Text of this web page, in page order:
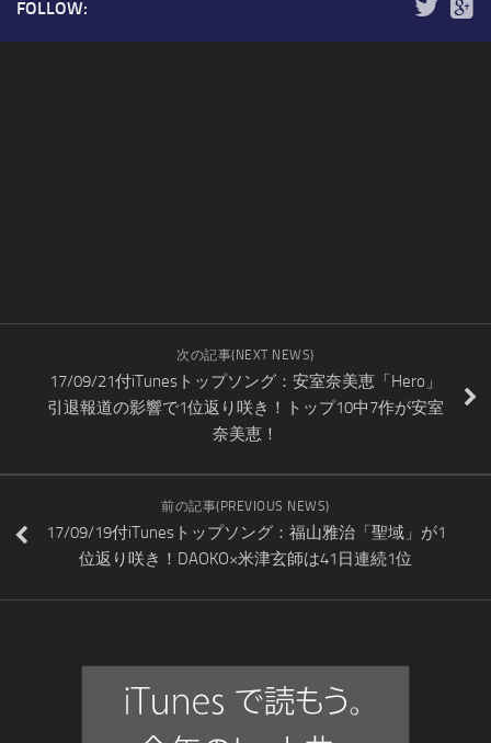
FOLLOW:
次の記事(NEXT NEWS)
17/09/21付iTunesトップソング：安室奈美恵「Hero」
引退報道の影響で1位返り咲き！トップ10中7作が安室
奈美恵！
前の記事(PREVIOUS NEWS)
17/09/19付iTunesトップソング：福山雅治「聖域」が1
位返り咲き！DAOKO×米津玄師は41日連続1位